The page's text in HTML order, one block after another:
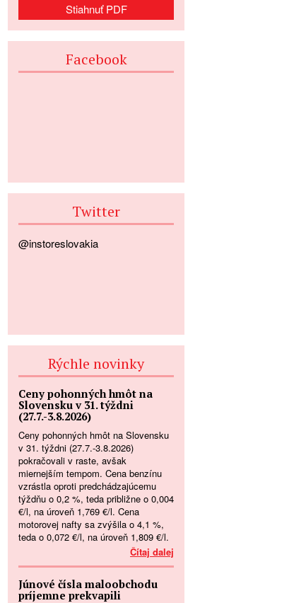
Stiahnuť PDF
Facebook
Twitter
@instoreslovakia
Rýchle novinky
Ceny pohonných hmôt na
Slovensku v 31. týždni
(27.7.-3.8.2026)
Ceny pohonných hmôt na Slovensku
v 31. týždni (27.7.-3.8.2026)
pokračovali v raste, avšak
miernejším tempom. Cena benzínu
vzrástla oproti predchádzajúcemu
týždňu o 0,2 %, teda približne o 0,004
€/l, na úroveň 1,769 €/l. Cena
motorovej nafty sa zvýšila o 4,1 %,
teda o 0,072 €/l, na úroveň 1,809 €/l.
Čítaj dalej
Júnové čísla maloobchodu
príjemne prekvapili